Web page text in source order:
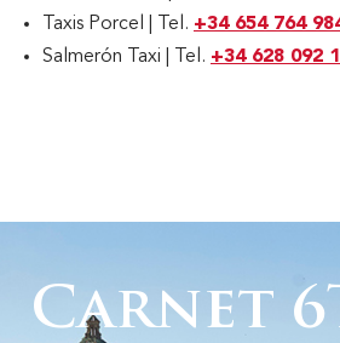
Taxis Porcel | Tel. +34 654 764
Salmerón Taxi | Tel. +34 628 092
Carnet